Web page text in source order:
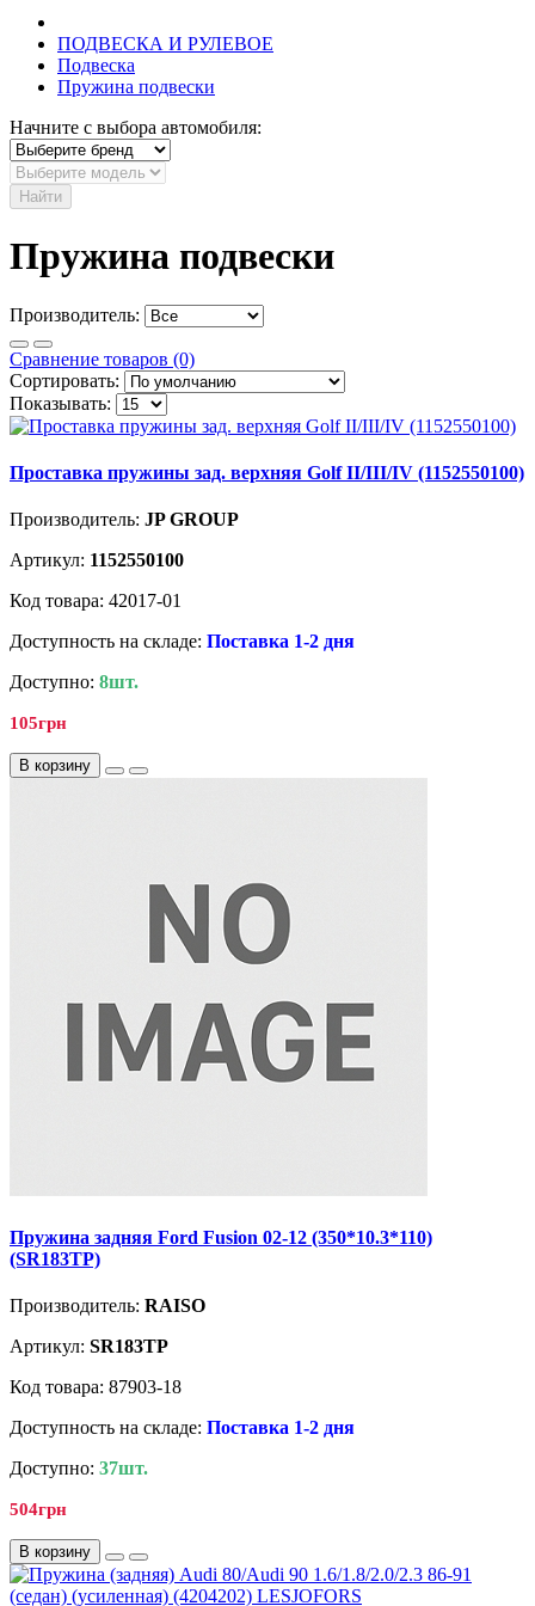
ПОДВЕСКА И РУЛЕВОЕ
Подвеска
Пружина подвески
Начните с выбора автомобиля:
Найти
Пружина подвески
Производитель:
Сравнение товаров (0)
Сортировать:
Показывать:
Проставка пружины зад. верхняя Golf II/III/IV (1152550100)
Производитель: JP GROUP
Артикул: 1152550100
Код товара: 42017-01
Доступность на складе: Поставка 1-2 дня
Доступно: 8шт.
105грн
В корзину
Пружина задняя Ford Fusion 02-12 (350*10.3*110)
(SR183TP)
Производитель: RAISO
Артикул: SR183TP
Код товара: 87903-18
Доступность на складе: Поставка 1-2 дня
Доступно: 37шт.
504грн
В корзину